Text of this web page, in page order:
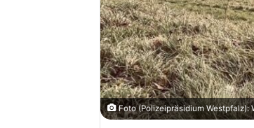
Foto (Polizeipräsidium Westpfalz):